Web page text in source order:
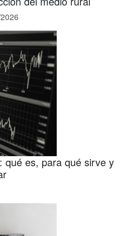
qué es, para qué sirve y